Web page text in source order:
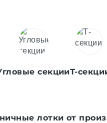
секцииТ-
лотки от